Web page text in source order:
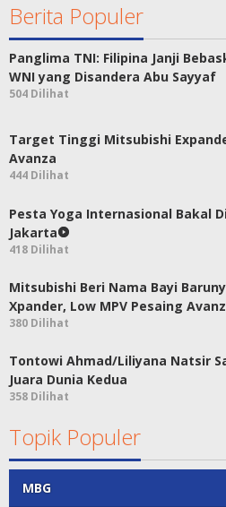
Berita Populer
Panglima TNI: Filipina Janji
WNI yang Disandera Abu Sayyaf
504 Dilihat
Target Tinggi Mitsubishi
Avanza
444 Dilihat
Pesta Yoga Internasional Bakal
Jakarta
418 Dilihat
Mitsubishi Beri Nama Bayi
Xpander, Low MPV Pesaing
380 Dilihat
Tontowi Ahmad/Liliyana Natsir
Juara Dunia Kedua
358 Dilihat
Topik Populer
MBG